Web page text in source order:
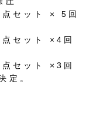
セット × 5回
セット ×4回
セット ×3回
定。